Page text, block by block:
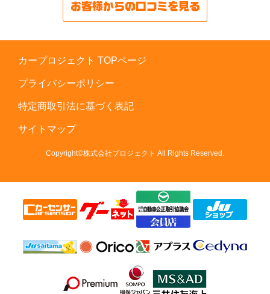
カープロジェクト TOPページ
プライバシーポリシー
特定商取引法に基づく表記
サイトマップ
Copyright©株式会社プロジェクト All Rights Reserved.